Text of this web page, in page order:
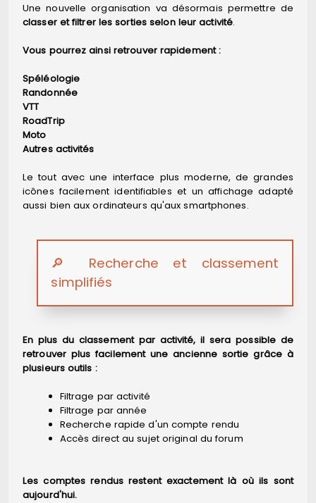
Une nouvelle organisation va désormais permettre de
classer et filtrer les sorties selon leur activité.
Vous pourrez ainsi retrouver rapidement :
Spéléologie
Randonnée
VTT
RoadTrip
Moto
Autres activités
Le tout avec une interface plus moderne, de grandes
icônes facilement identifiables et un affichage adapté
aussi bien aux ordinateurs qu'aux smartphones.
🔎 Recherche et classement
simplifiés
En plus du classement par activité, il sera possible de
retrouver plus facilement une ancienne sortie grâce à
plusieurs outils :
Filtrage par activité
Filtrage par année
Recherche rapide d'un compte rendu
Accès direct au sujet original du forum
Les comptes rendus restent exactement là où ils sont
aujourd'hui.